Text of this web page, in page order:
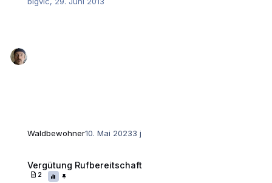
Waldbewohner10. Mai 20233 j
Vergütung Rufbereitschaft
2